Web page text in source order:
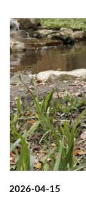
2026-04-15